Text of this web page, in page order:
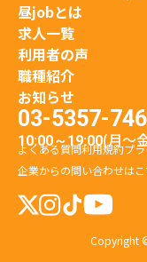
昼jobとは
求人一覧
利用者の声
職種紹介
お知らせ
03-5357-
10:00～19:00(月〜
よくある質問利用規約プ
企業からの問い合わせはこ
Copyright ©